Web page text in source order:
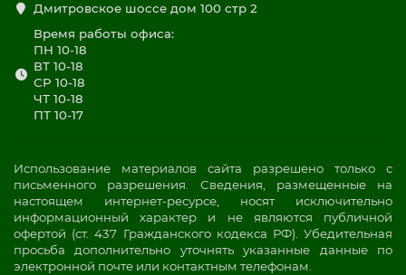
Дмитровское шоссе дом 100 стр 2
Время работы офиса:
ПН 10-18
ВТ 10-18
СР 10-18
ЧТ 10-18
ПТ 10-17
Использование материалов сайта разрешено только с
письменного разрешения. Сведения, размещенные на
настоящем интернет-ресурсе, носят исключительно
информационный характер и не являются публичной
офертой (ст. 437 Гражданского кодекса РФ). Убедительная
просьба дополнительно уточнять указанные данные по
электронной почте или контактным телефонам.